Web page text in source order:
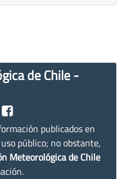
de Chile -
publicados en
público; no obstante,
Meteorológica de Chile